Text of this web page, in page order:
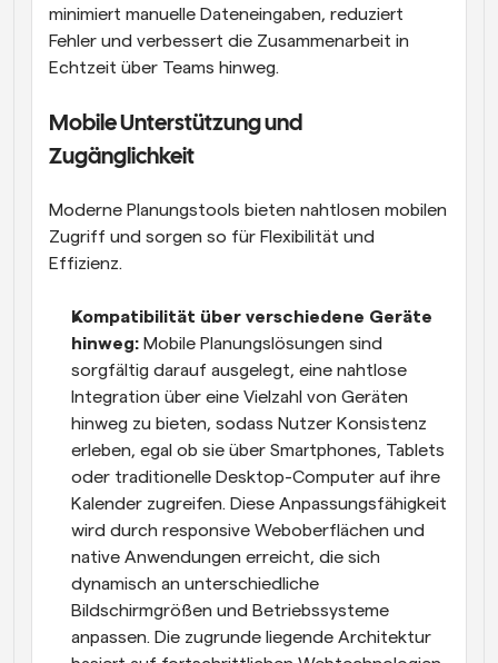
minimiert manuelle Dateneingaben, reduziert
Fehler und verbessert die Zusammenarbeit in
Echtzeit über Teams hinweg.
Mobile Unterstützung und
Zugänglichkeit
Moderne Planungstools bieten nahtlosen mobilen
Zugriff und sorgen so für Flexibilität und
Effizienz.
Kompatibilität über verschiedene Geräte
hinweg: Mobile Planungslösungen sind
sorgfältig darauf ausgelegt, eine nahtlose
Integration über eine Vielzahl von Geräten
hinweg zu bieten, sodass Nutzer Konsistenz
erleben, egal ob sie über Smartphones, Tablets
oder traditionelle Desktop-Computer auf ihre
Kalender zugreifen. Diese Anpassungsfähigkeit
wird durch responsive Weboberflächen und
native Anwendungen erreicht, die sich
dynamisch an unterschiedliche
Bildschirmgrößen und Betriebssysteme
anpassen. Die zugrunde liegende Architektur